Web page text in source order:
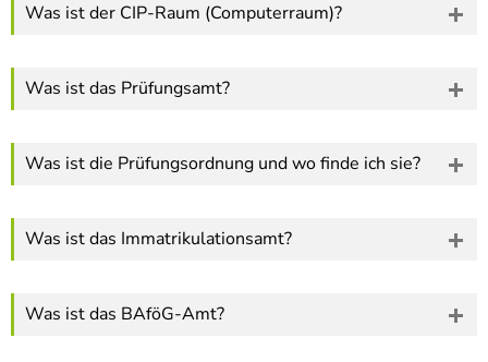
Was ist der CIP-Raum (Computerraum)?
Was ist das Prüfungsamt?
Was ist die Prüfungsordnung und wo finde ich sie?
Was ist das Immatrikulationsamt?
Was ist das BAföG-Amt?